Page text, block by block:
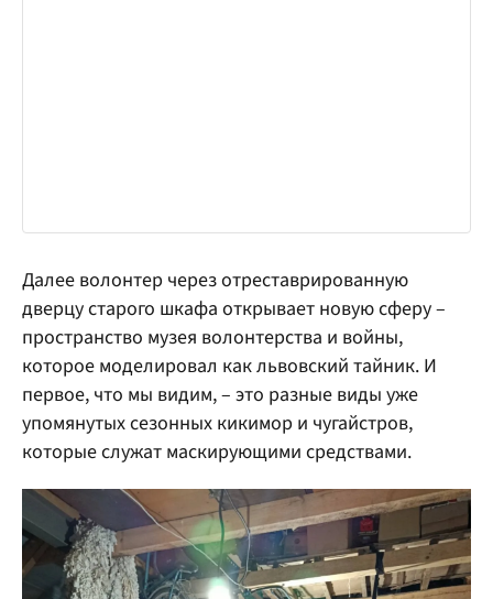
Далее волонтер через отреставрированную
дверцу старого шкафа открывает новую сферу –
пространство музея волонтерства и войны,
которое моделировал как львовский тайник. И
первое, что мы видим, – это разные виды уже
упомянутых сезонных кикимор и чугайстров,
которые служат маскирующими средствами.